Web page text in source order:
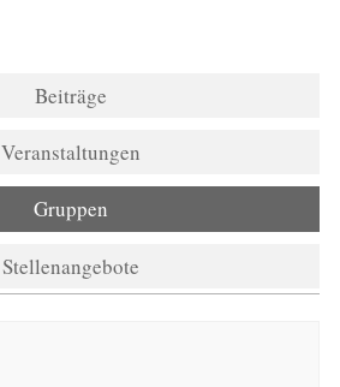
Beiträge
Veranstaltungen
Gruppen
Stellenangebote